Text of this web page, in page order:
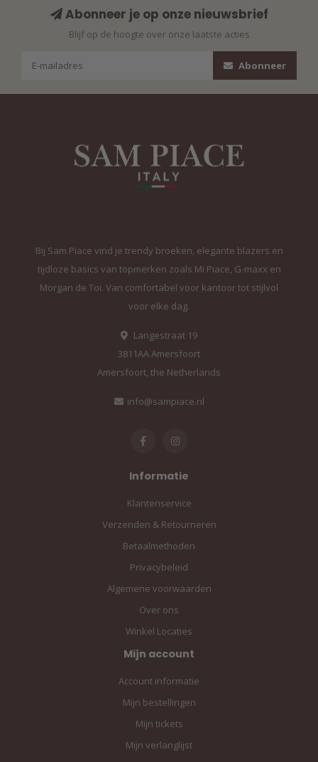
Abonneer je op onze nieuwsbrief
Blijf op de hoogte over onze laatste acties
Abonneer
Bij Sam Piace vind je trendy broeken, elegante blazers en
tijdloze basics van topmerken zoals Mi Piace, G-maxx en
Morgan de Toi. Van comfortabel voor kantoor tot stijlvol
voor elke dag.
Langestraat 19
3811AA Amersfoort
Amersfoort, the Netherlands
info@sampiace.nl
Informatie
Klantenservice
Verzenden & Retourneren
Betaalmethoden
Privacybeleid
Algemene voorwaarden
Over ons
Winkel Locaties
Mijn account
Account informatie
Mijn bestellingen
Mijn tickets
Mijn verlanglijst